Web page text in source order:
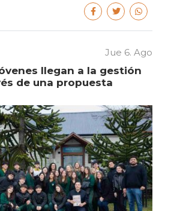
Jue 6. Ago
llegan a la gestión
de una propuesta